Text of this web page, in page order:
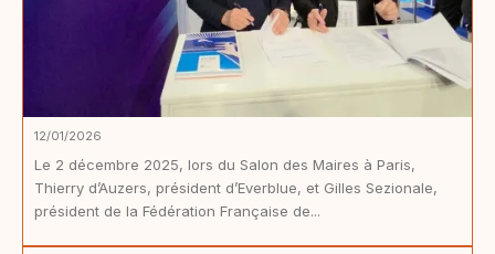
12/01/2026
Le 2 décembre 2025, lors du Salon des Maires à Paris,
Thierry d’Auzers, président d’Everblue, et Gilles Sezionale,
président de la Fédération Française de...